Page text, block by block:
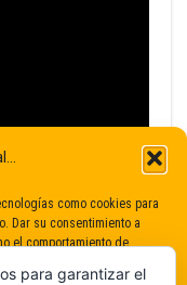
como cookies para
Dar su consentimiento a
el comportamiento de
características y
para garantizar el